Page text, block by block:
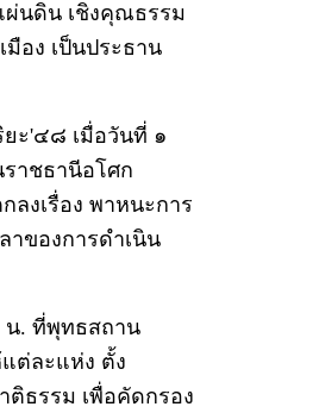
ผ่นดิน เชิงคุณธรรม
อง เป็นประธาน
ยะ'๔๘ เมื่อวันที่ ๑
าชธานีอโศก
งเรื่อง พาหนะการ
าของการดำเนิน
น. ที่พุทธสถาน
ต่ละแห่ง ตั้ง
ธรรม เพื่อคัดกรอง